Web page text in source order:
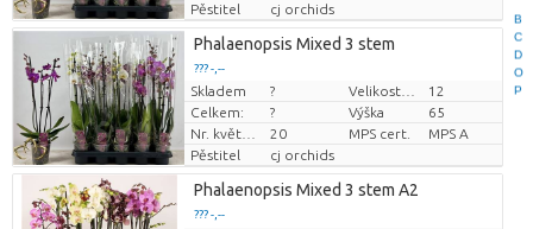
B
C
D
O
P
Pěstitel
cj orchids
Phalaenopsis Mixed 3 stem
??? -,--
Cena za kus
Skladem ?
12
Celkem:
? Výška
65
Nr. květináč
20 MPS cert.
MPS A
Pěstitel
cj orchids
Phalaenopsis Mixed 3 stem A2
??? -,--